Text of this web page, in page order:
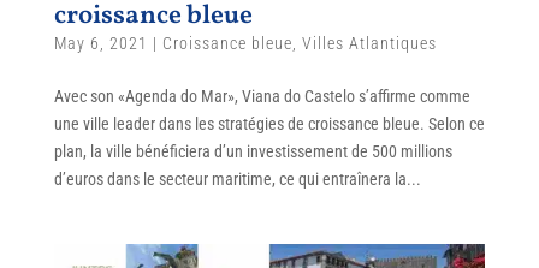
croissance bleue
May 6, 2021 | Croissance bleue Villes Atlantiques
Avec son «Agenda do Mar», Viana do Castelo s’affirme comme
une ville leader dans les stratégies de croissance bleue. Selon ce
plan, la ville bénéficiera d’un investissement de 500 millions
d’euros dans le secteur maritime, ce qui entraînera la...